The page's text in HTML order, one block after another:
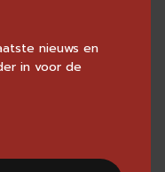
nieuws en
in voor de